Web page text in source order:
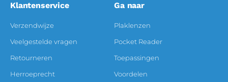
Klantenservice
Verzendwijze
Veelgestelde vragen
Retourneren
Herroeprecht
Ga naar
Plaklenzen
Pocket Reader
Toepassingen
Voordelen